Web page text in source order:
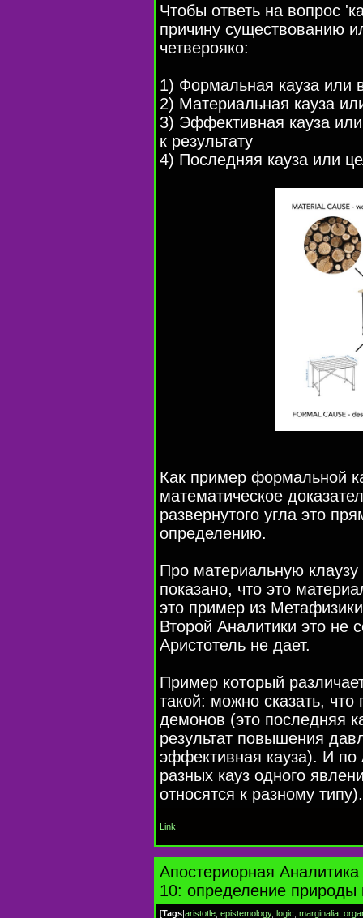
Чтобы ответь на вопрос
причину существованию
четверояко:
1) Формальная кауза или
2) Материальная кауза
3) Эффективная кауза
к результату
4) Последняя кауза или
Как пример формальной
математическое
развернутого угла это
определению.
Про материальную
показано, что это
это пример из
Второй Аналитики это не
Аристотель не дает.
Пример который
такой: можно сказать, что
демонов (это последняя
результат повышения
эффективная кауза). И по
разных кауз одного
относятся к разному типу).
Link
Апостериорная
10: определение
[Tags aristotle epistemology, logic marginalia